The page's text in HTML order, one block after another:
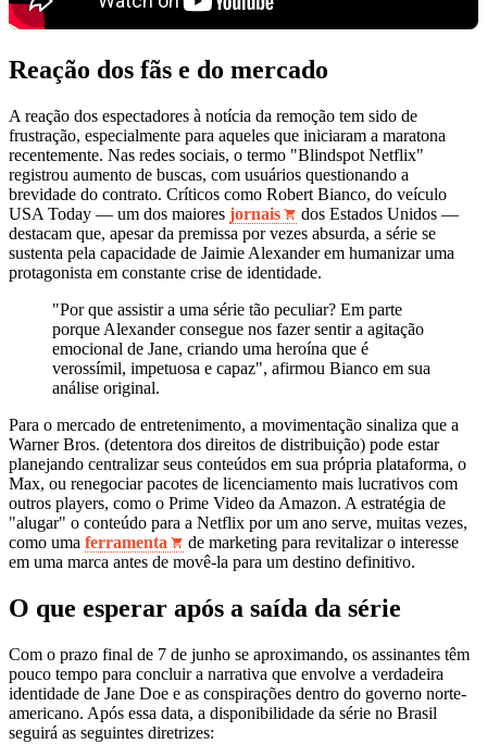
Reação dos fãs e do mercado
A reação dos espectadores à notícia da remoção tem sido de
frustração, especialmente para aqueles que iniciaram a maratona
recentemente. Nas redes sociais, o termo "Blindspot Netflix"
registrou aumento de buscas, com usuários questionando a
brevidade do contrato. Críticos como Robert Bianco, do veículo
USA Today — um dos maiores jornais
dos Estados Unidos —
destacam que, apesar da premissa por vezes absurda, a série se
sustenta pela capacidade de Jaimie Alexander em humanizar uma
protagonista em constante crise de identidade.
"Por que assistir a uma série tão peculiar? Em parte
porque Alexander consegue nos fazer sentir a agitação
emocional de Jane, criando uma heroína que é
verossímil, impetuosa e capaz", afirmou Bianco em sua
análise original.
Para o mercado de entretenimento, a movimentação sinaliza que a
Warner Bros. (detentora dos direitos de distribuição) pode estar
planejando centralizar seus conteúdos em sua própria plataforma, o
Max, ou renegociar pacotes de licenciamento mais lucrativos com
outros players, como o Prime Video da Amazon. A estratégia de
"alugar" o conteúdo para a Netflix por um ano serve, muitas vezes,
como uma ferramenta
de marketing para revitalizar o interesse
em uma marca antes de movê-la para um destino definitivo.
O que esperar após a saída da série
Com o prazo final de 7 de junho se aproximando, os assinantes têm
pouco tempo para concluir a narrativa que envolve a verdadeira
identidade de Jane Doe e as conspirações dentro do governo norte-
americano. Após essa data, a disponibilidade da série no Brasil
seguirá as seguintes diretrizes: